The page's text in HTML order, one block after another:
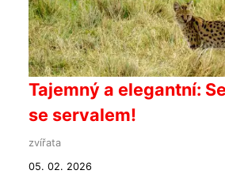
Tajemný a elegantní:
se servalem!
zvířata
05. 02. 2026